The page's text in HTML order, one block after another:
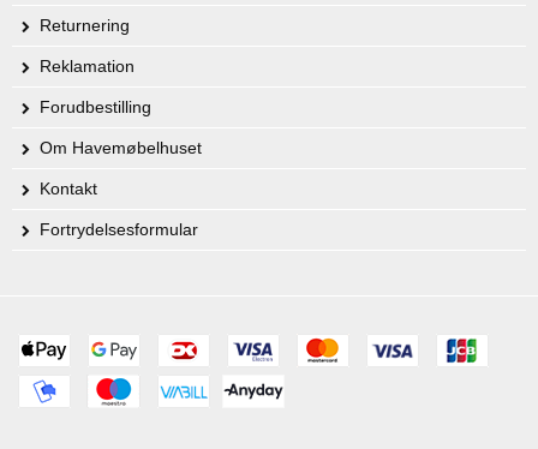
Returnering
Reklamation
Forudbestilling
Om Havemøbelhuset
Kontakt
Fortrydelsesformular